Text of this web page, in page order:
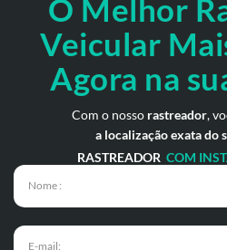
O Melhor
Veicular
Agora na
Com o nosso rastreador,
a localização exata do
RASTREADOR COM